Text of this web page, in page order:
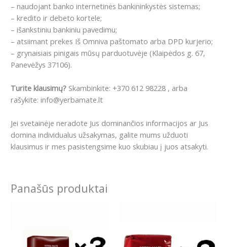
– naudojant banko internetinės bankininkystės sistemas;
– kredito ir debeto kortele;
– išankstiniu bankiniu pavedimu;
– atsiimant prekes Iš Omniva paštomato arba DPD kurjerio;
– grynaisiais pinigais mūsų parduotuvėje (Klaipėdos g. 67,
Panevėžys 37106).
Turite klausimų? Skambinkite: +370 612 98228 , arba
rašykite: info@yerbamate.lt
Jei svetainėje neradote Jus dominančios informacijos ar Jus
domina individualus užsakymas, galite mums užduoti
klausimus ir mes pasistengsime kuo skubiau į juos atsakyti.
Panašūs produktai